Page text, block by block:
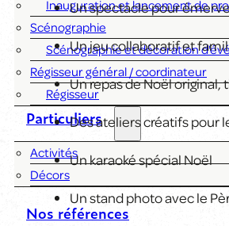
Inauguration et lancement de
Scénographie
Scénographie et décoration
Régisseur général / coordinateur
Régisseur
Particuliers
Activités
Décors
Nos références
Un spectacle pour
Un jeu collaboratif et
Un repas de Noël
Des ateliers créatifs pour
Un karaoké spécial Noël
Un stand photo avec le